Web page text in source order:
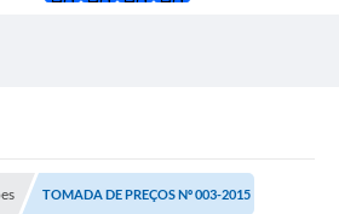
TOMADA DE PREÇOS Nº 003-2015